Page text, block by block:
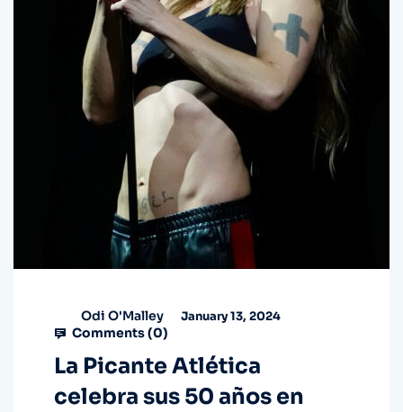
Odi O'Malley January 13, 2024
Comments (0)
La Picante Atlética
celebra sus 50 años en